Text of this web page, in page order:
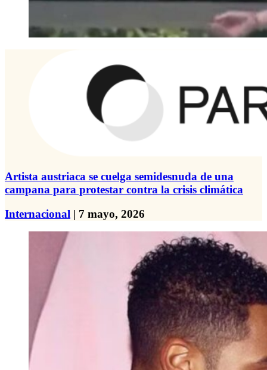
Artista austriaca se cuelga semidesnuda de una
campana para protestar contra la crisis climática
Internacional | 7 mayo, 2026